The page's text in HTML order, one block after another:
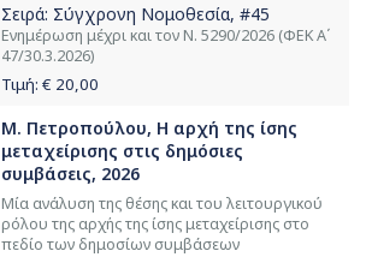
Σειρά: Σύγχρονη Νομοθεσία, #45
Ενημέρωση μέχρι και τον Ν. 5290/2026 (ΦΕΚ Α΄
47/30.3.2026)
Τιμή: € 20,00
Μ. Πετροπούλου, Η αρχή της ίσης
μεταχείρισης στις δημόσιες
συμβάσεις, 2026
Μία ανάλυση της θέσης και του λειτουργικού
ρόλου της αρχής της ίσης μεταχείρισης στο
πεδίο των δημοσίων συμβάσεων